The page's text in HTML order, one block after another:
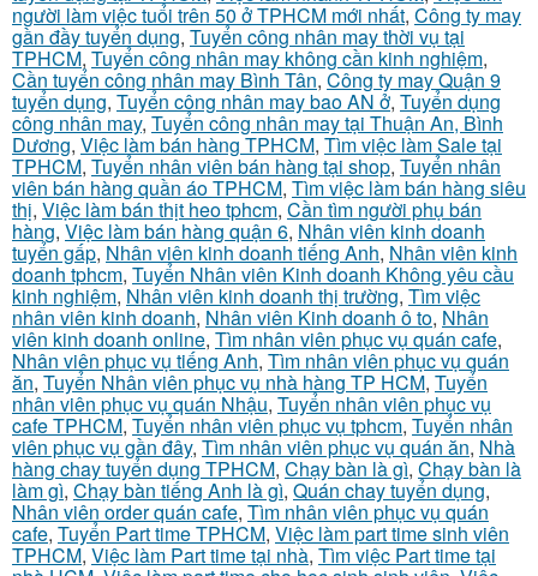
người làm việc tuổi trên 50 ở TPHCM mới nhất, Công ty may
gần đầy tuyển dụng, Tuyển công nhân may thời vụ tại
TPHCM, Tuyển công nhân may không cần kinh nghiệm,
Cần tuyển công nhân may Bình Tân, Công ty may Quận 9
tuyển dụng, Tuyển công nhân may bao AN ở, Tuyển dụng
công nhân may, Tuyển công nhân may tại Thuận An, Bình
Dương, Việc làm bán hàng TPHCM, Tìm việc làm Sale tại
TPHCM, Tuyển nhân viên bán hàng tại shop, Tuyển nhân
viên bán hàng quần áo TPHCM, Tìm việc làm bán hàng siêu
thị, Việc làm bán thịt heo tphcm, Cần tìm người phụ bán
hàng, Việc làm bán hàng quận 6, Nhân viên kinh doanh
tuyển gấp, Nhân viên kinh doanh tiếng Anh, Nhân viên kinh
doanh tphcm, Tuyển Nhân viên Kinh doanh Không yêu cầu
kinh nghiệm, Nhân viên kinh doanh thị trường, Tìm việc
nhân viên kinh doanh, Nhân viên Kinh doanh ô to, Nhân
viên kinh doanh online, Tìm nhân viên phục vụ quán cafe,
Nhân viên phục vụ tiếng Anh, Tìm nhân viên phục vụ quán
ăn, Tuyển Nhân viên phục vụ nhà hàng TP HCM, Tuyển
nhân viên phục vụ quán Nhậu, Tuyển nhân viên phục vụ
cafe TPHCM, Tuyển nhân viên phục vụ tphcm, Tuyển nhân
viên phục vụ gần đây, Tìm nhân viên phục vụ quán ăn, Nhà
hàng chay tuyển dụng TPHCM, Chạy bàn là gì, Chạy bàn là
làm gì, Chạy bàn tiếng Anh là gì, Quán chay tuyển dụng,
Nhân viên order quán cafe, Tìm nhân viên phục vụ quán
cafe, Tuyển Part time TPHCM, Việc làm part time sinh viên
TPHCM, Việc làm Part time tại nhà, Tìm việc Part time tại